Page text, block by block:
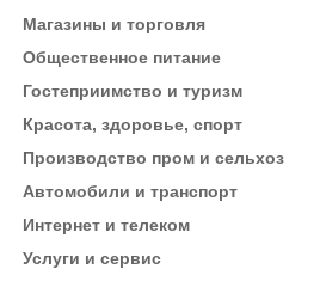
Магазины и торговля
Общественное питание
Гостеприимство и туризм
Красота, здоровье, спорт
Производство пром и сельхоз
Автомобили и транспорт
Интернет и телеком
Услуги и сервис